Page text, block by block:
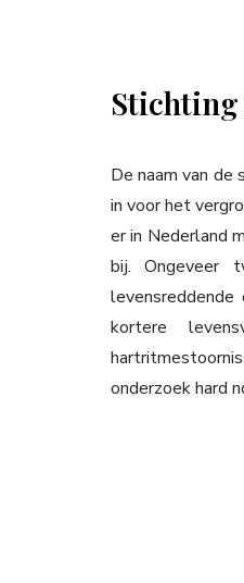
De naam van
in voor het
er in Nederland
bij. Ongeveer
kortere
onderzoek hard